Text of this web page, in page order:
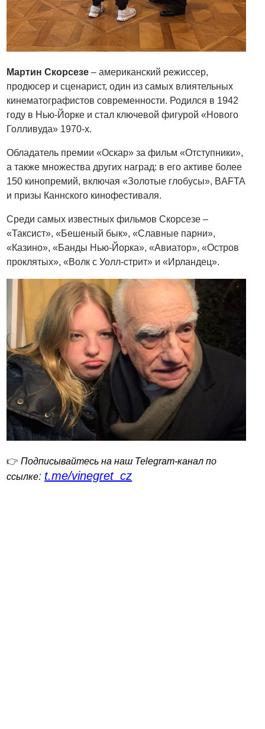
Мартин Скорсезе – американский режиссер,
продюсер и сценарист, один из самых влиятельных
кинематографистов современности. Родился в 1942
году в Нью-Йорке и стал ключевой фигурой «Нового
Голливуда» 1970-х.
Обладатель премии «Оскар» за фильм «Отступники»,
а также множества других наград: в его активе более
150 кинопремий, включая «Золотые глобусы», BAFTA
и призы Каннского кинофестиваля.
Среди самых известных фильмов Скорсезе –
«Таксист», «Бешеный бык», «Славные парни»,
«Казино», «Банды Нью-Йорка», «Авиатор», «Остров
проклятых», «Волк с Уолл-стрит» и «Ирландец».
👉Подписывайтесь на наш Telegram-канал по
ссылке: t.me/vinegret_cz